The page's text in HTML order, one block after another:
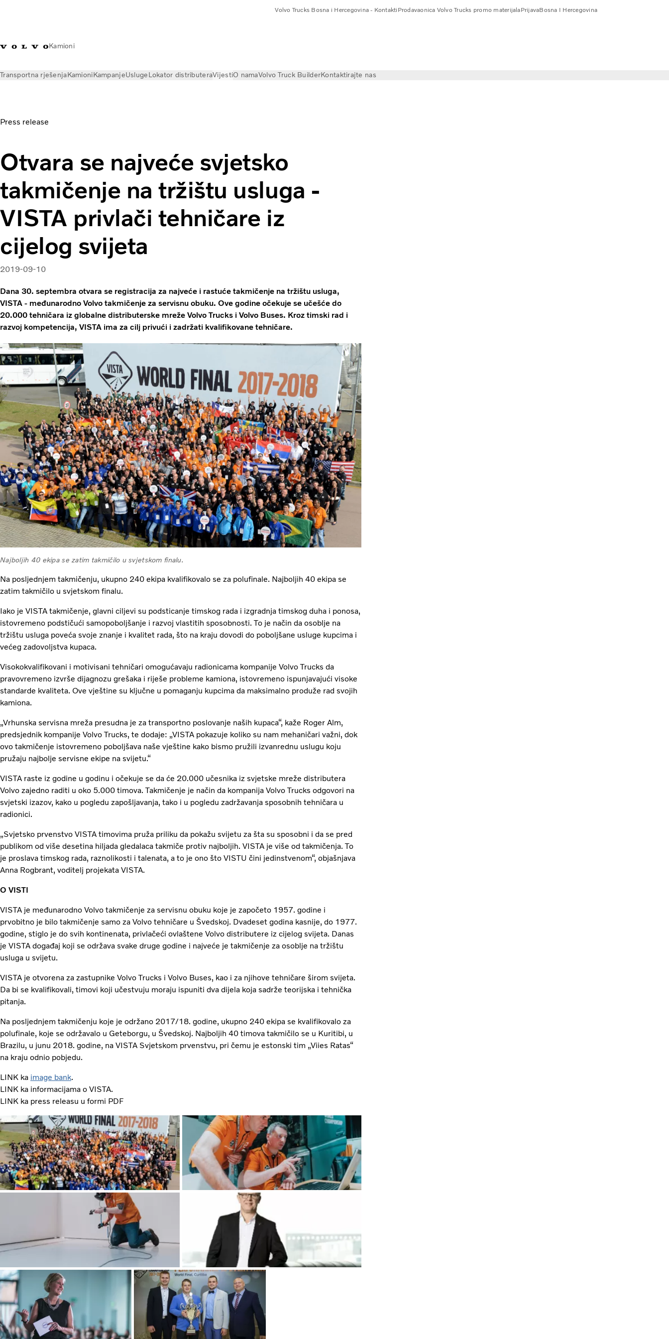
Kamioni
Volvo Trucks Bosna i Hercegovina - Kontakti Prodavaonica Volvo Trucks promo materijalaPrijavaBosna I Hercegovina
Transportna rješenjaKamioniKampanjeUslugeLokator distributeraVijestiO namaVolvo Truck BuilderKontaktirajte nas
Press release
Otvara se najveće svjetsko
takmičenje na tržištu usluga -
VISTA privlači tehničare iz
cijelog svijeta
2019-09-10
Dana 30. septembra otvara se registracija za najveće i rastuće takmičenje na tržištu usluga,
VISTA - međunarodno Volvo takmičenje za servisnu obuku. Ove godine očekuje se učešće do
20.000 tehničara iz globalne distributerske mreže Volvo Trucks i Volvo Buses. Kroz timski rad i
razvoj kompetencija, VISTA ima za cilj privući i zadržati kvalifikovane tehničare.
Najboljih 40 ekipa se zatim takmičilo u svjetskom finalu.
Na posljednjem takmičenju, ukupno 240 ekipa kvalifikovalo se za polufinale. Najboljih 40 ekipa se
zatim takmičilo u svjetskom finalu.
Iako je VISTA takmičenje, glavni ciljevi su podsticanje timskog rada i izgradnja timskog duha i ponosa,
istovremeno podstičući samopoboljšanje i razvoj vlastitih sposobnosti. To je način da osoblje na
tržištu usluga poveća svoje znanje i kvalitet rada, što na kraju dovodi do poboljšane usluge kupcima i
većeg zadovoljstva kupaca.
Visokokvalifikovani i motivisani tehničari omogućavaju radionicama kompanije Volvo Trucks da
pravovremeno izvrše dijagnozu grešaka i riješe probleme kamiona, istovremeno ispunjavajući visoke
standarde kvaliteta. Ove vještine su ključne u pomaganju kupcima da maksimalno produže rad svojih
kamiona.
„Vrhunska servisna mreža presudna je za transportno poslovanje naših kupaca“, kaže Roger Alm,
predsjednik kompanije Volvo Trucks, te dodaje: „VISTA pokazuje koliko su nam mehaničari važni, dok
ovo takmičenje istovremeno poboljšava naše vještine kako bismo pružili izvanrednu uslugu koju
pružaju najbolje servisne ekipe na svijetu.“
VISTA raste iz godine u godinu i očekuje se da će 20.000 učesnika iz svjetske mreže distributera
Volvo zajedno raditi u oko 5.000 timova. Takmičenje je način da kompanija Volvo Trucks odgovori na
svjetski izazov, kako u pogledu zapošljavanja, tako i u pogledu zadržavanja sposobnih tehničara u
radionici.
„Svjetsko prvenstvo VISTA timovima pruža priliku da pokažu svijetu za šta su sposobni i da se pred
publikom od više desetina hiljada gledalaca takmiče protiv najboljih. VISTA je više od takmičenja. To
je proslava timskog rada, raznolikosti i talenata, a to je ono što VISTU čini jedinstvenom“, objašnjava
Anna Rogbrant, voditelj projekata VISTA.
O VISTI
VISTA je međunarodno Volvo takmičenje za servisnu obuku koje je započeto 1957. godine i
prvobitno je bilo takmičenje samo za Volvo tehničare u Švedskoj. Dvadeset godina kasnije, do 1977.
godine, stiglo je do svih kontinenata, privlačeći ovlaštene Volvo distributere iz cijelog svijeta. Danas
je VISTA događaj koji se održava svake druge godine i najveće je takmičenje za osoblje na tržištu
usluga u svijetu.
VISTA je otvorena za zastupnike Volvo Trucks i Volvo Buses, kao i za njihove tehničare širom svijeta.
Da bi se kvalifikovali, timovi koji učestvuju moraju ispuniti dva dijela koja sadrže teorijska i tehnička
pitanja.
Na posljednjem takmičenju koje je održano 2017/18. godine, ukupno 240 ekipa se kvalifikovalo za
polufinale, koje se održavalo u Geteborgu, u Švedskoj. Najboljih 40 timova takmičilo se u Kuritibi, u
Brazilu, u junu 2018. godine, na VISTA Svjetskom prvenstvu, pri čemu je estonski tim „Viies Ratas“
na kraju odnio pobjedu.
LINK ka image bank.
LINK ka informacijama o VISTA.
LINK ka press releasu u formi PDF